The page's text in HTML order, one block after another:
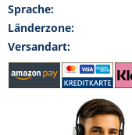
Sprache:
Länderzone:
Versandart: